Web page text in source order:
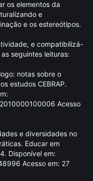
os elementos da
e
e os estereótipos.
e compatibilizá-
seguintes leituras:
notas sobre o
estudos CEBRAP.
Acesso
e diversidades no
Educar em
Disponível em:
Acesso em: 27